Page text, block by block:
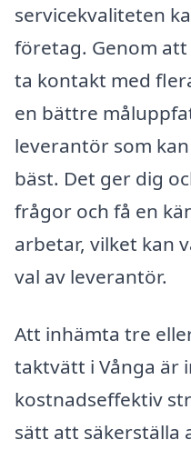
servicekvaliteten
företag. Genom
ta kontakt med
en bättre
leverantör som
bäst. Det ger dig
frågor och få en
arbetar, vilket kan
val av leverantör.
Att inhämta tre
taktvätt i Vånga är
kostnadseffektiv
sätt att säkerställa